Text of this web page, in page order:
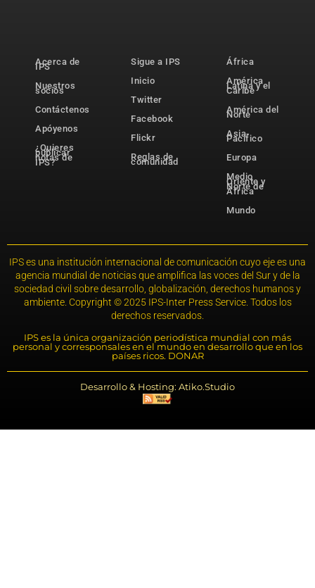
Acerca de
IPS
Nuestros
socios
Contáctenos
Apóyenos
¿Quieres
publicar
notas de
IPS?
Sigue a IPS
Inicio
Twitter
Facebook
Flickr
Reglas de
comunidad
África
América
Latina y el
Caribe
América del
Norte
Asia-
Pacífico
Europa
Medio
Oriente y
Norte de
África
Mundo
IPS es una institución internacional de comunicación cuyo eje es una
agencia mundial de noticias que amplifica las voces del Sur y de la
sociedad civil sobre desarrollo, globalización, derechos humanos y
ambiente. Copyright © 2025 IPS-Inter Press Service. Todos los
derechos reservados.
IPS es la única organización periodística mundial con más
personal y corresponsales en el mundo en desarrollo que en los
países ricos. DONAR
Desarrollo & Hosting: Atiko.Studio